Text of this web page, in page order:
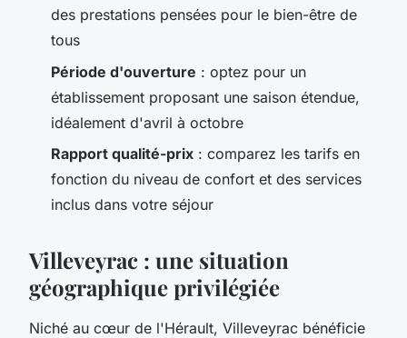
des prestations pensées pour le bien-être de
tous
Période d'ouverture : optez pour un
établissement proposant une saison étendue,
idéalement d'avril à octobre
Rapport qualité-prix : comparez les tarifs en
fonction du niveau de confort et des services
inclus dans votre séjour
Villeveyrac : une situation
géographique privilégiée
Niché au cœur de l'Hérault, Villeveyrac bénéficie